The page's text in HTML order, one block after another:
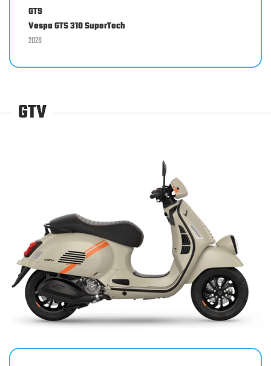
GTS
Vespa GTS 310 SuperTech
2026
GTV